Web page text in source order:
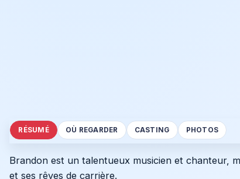
RÉSUMÉ OÙ REGARDER CASTING PHOTOS
Brandon est un talentueux musicien et chanteur,
et ses rêves de carrière.